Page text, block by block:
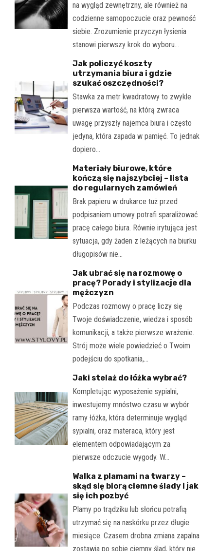
na wygląd zewnętrzny, ale również na
codzienne samopoczucie oraz pewność
siebie. Zrozumienie przyczyn łysienia
stanowi pierwszy krok do wyboru…
Jak policzyć koszty
utrzymania biura i gdzie
szukać oszczędności?
Stawka za metr kwadratowy to zwykle
pierwsza wartość, na którą zwraca
uwagę przyszły najemca biura i często
jedyna, która zapada w pamięć. To jednak
dopiero…
Materiały biurowe, które
kończą się najszybciej – lista
do regularnych zamówień
Brak papieru w drukarce tuż przed
podpisaniem umowy potrafi sparaliżować
pracę całego biura. Równie irytująca jest
sytuacja, gdy żaden z leżących na biurku
długopisów nie…
Jak ubrać się na rozmowę o
pracę? Porady i stylizacje dla
mężczyzn
Podczas rozmowy o pracę liczy się
Twoje doświadczenie, wiedza i sposób
komunikacji, a także pierwsze wrażenie.
Strój może wiele powiedzieć o Twoim
podejściu do spotkania,…
Jaki stelaż do łóżka wybrać?
Kompletując wyposażenie sypialni,
inwestujemy mnóstwo czasu w wybór
ramy łóżka, która determinuje wygląd
sypialni, oraz materaca, który jest
elementem odpowiadającym za
pierwsze odczucie wygody. W…
Walka z plamami na twarzy –
skąd się biorą ciemne ślady i jak
się ich pozbyć
Plamy po trądziku lub słońcu potrafią
utrzymać się na naskórku przez długie
miesiące. Czasem drobna zmiana zapalna
zostawia po sobie ciemny ślad, który nie